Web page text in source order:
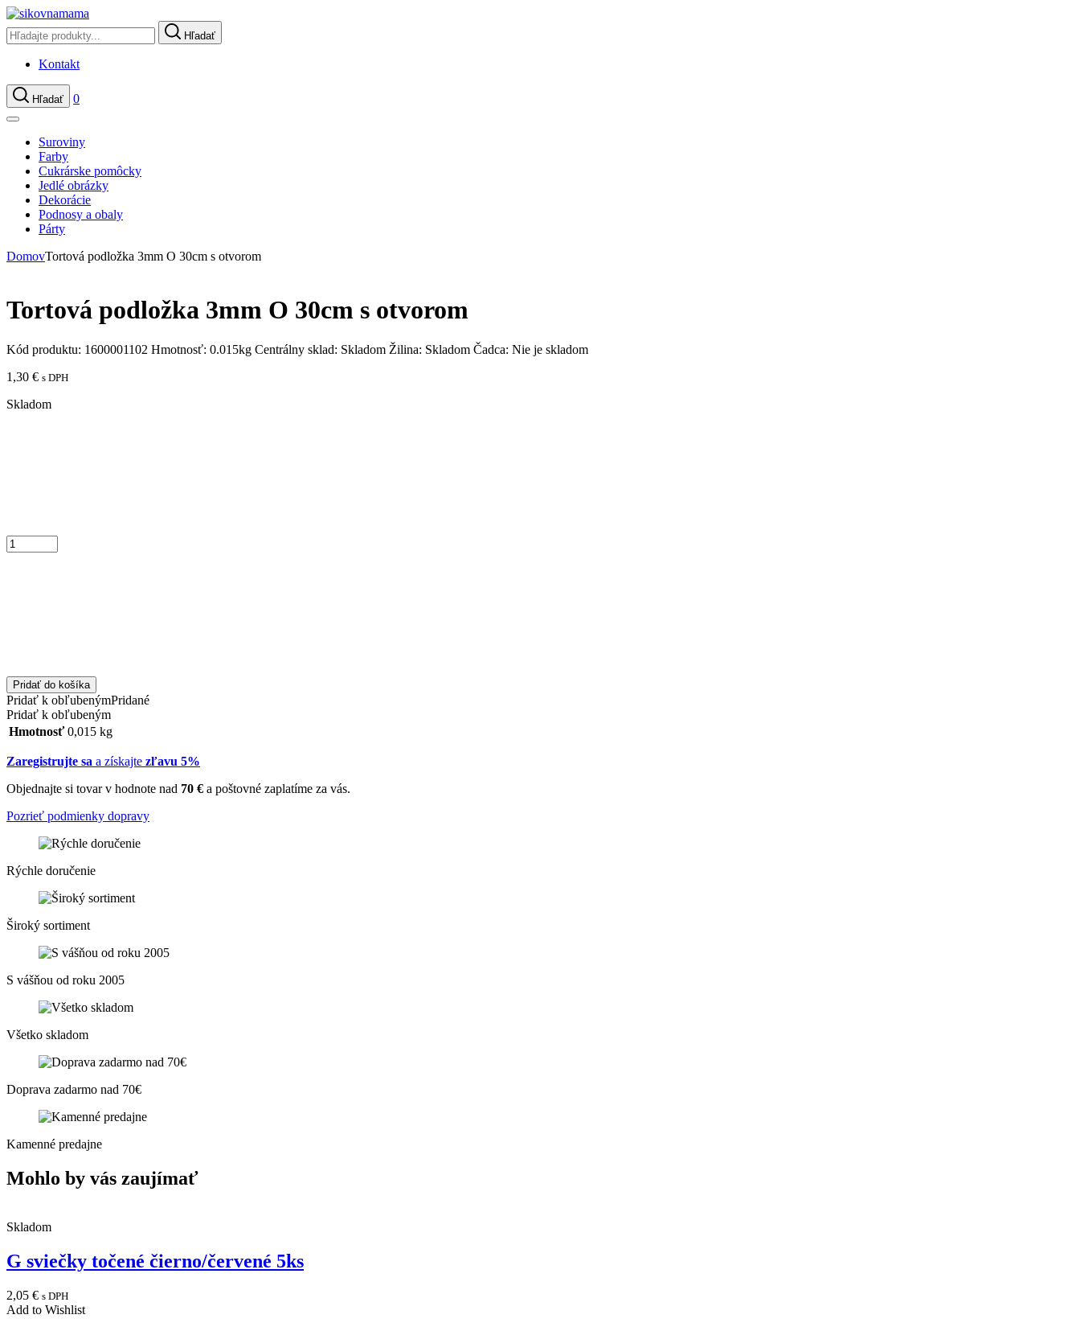
Hľadať
Kontakt
Hľadať 0
Suroviny
Farby
Cukrárske pomôcky
Jedlé obrázky
Dekorácie
Podnosy a obaly
Párty
DomovTortová podložka 3mm O 30cm s otvorom
Tortová podložka 3mm O 30cm s otvorom
Kód produktu: 1600001102 Hmotnosť: 0.015kg Centrálny sklad: Skladom Žilina: Skladom Čadca: Nie je skladom
1,30 € s DPH
Skladom
Pridať do košíka
Pridať k obľubenýmPridané
Pridať k obľubeným
Hmotnosť 0,015 kg
Zaregistrujte sa a získajte zľavu 5%
Objednajte si tovar v hodnote nad 70 € a poštovné zaplatíme za vás.
Pozrieť podmienky dopravy
Rýchle doručenie
Široký sortiment
S vášňou od roku 2005
Všetko skladom
Doprava zadarmo nad 70€
Kamenné predajne
Mohlo by vás zaujímať
Skladom
G sviečky točené čierno/červené 5ks
2,05 € s DPH
Add to Wishlist